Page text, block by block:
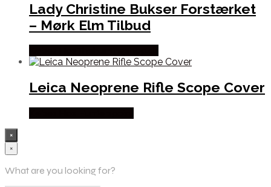
Lady Christine Bukser Forstærket
– Mørk Elm Tilbud
Leica Neoprene Rifle Scope Cover
×
×
What are you looking for?